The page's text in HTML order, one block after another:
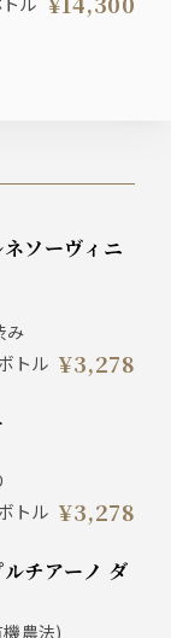
み
トル ¥3,278
トル ¥3,278
農法)